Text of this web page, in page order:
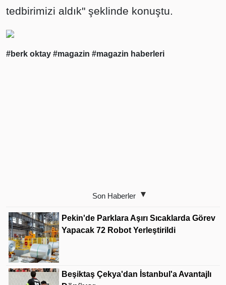
tedbirimizi aldık" şeklinde konuştu.
#berk oktay #magazin #magazin haberleri
Son Haberler
Pekin'de Parklara Aşırı Sıcaklarda Görev
Yapacak 72 Robot Yerleştirildi
Beşiktaş Çekya'dan İstanbul'a Avantajlı